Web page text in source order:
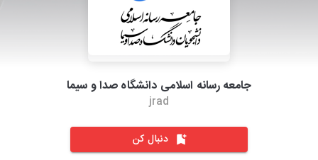
جامعه رسانه اسلامی دانشگاه صدا و سیما
jrad
دنبال کن